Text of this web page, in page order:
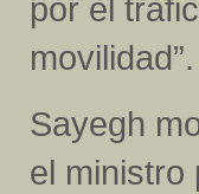
por el
movilidad”.
Sayegh
el ministro